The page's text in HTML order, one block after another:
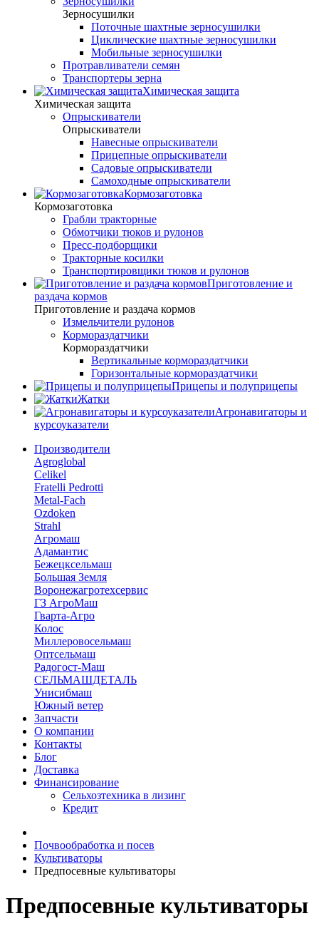
Зерносушилки
Поточные шахтные зерносушилки
Циклические шахтные зерносушилки
Мобильные зерносушилки
Протравливатели семян
Транспортеры зерна
Химическая защита
Химическая защита
Опрыскиватели
Опрыскиватели
Навесные опрыскиватели
Прицепные опрыскиватели
Садовые опрыскиватели
Самоходные опрыскиватели
Кормозаготовка
Кормозаготовка
Грабли тракторные
Обмотчики тюков и рулонов
Пресс-подборщики
Тракторные косилки
Транспортировщики тюков и рулонов
Приготовление и
раздача кормов
Приготовление и раздача кормов
Измельчители рулонов
Кормораздатчики
Кормораздатчики
Вертикальные кормораздатчики
Горизонтальные кормораздатчики
Прицепы и полуприцепы
Жатки
Агронавигаторы и
курсоуказатели
Производители
Agroglobal
Celikel
Fratelli Pedrotti
Metal-Fach
Ozdoken
Strahl
Агромаш
Адамантис
Бежецксельмаш
Большая Земля
Воронежагротехсервис
ГЗ АгроМаш
Гварта-Агро
Колос
Миллеровосельмаш
Оптсельмаш
Радогост-Маш
СЕЛЬМАШДЕТАЛЬ
Унисибмаш
Южный ветер
Запчасти
О компании
Контакты
Блог
Доставка
Финансирование
Сельхозтехника в лизинг
Кредит
Почвообработка и посев
Культиваторы
Предпосевные культиваторы
Предпосевные культиваторы